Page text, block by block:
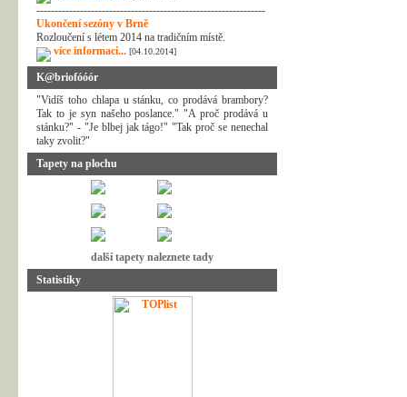
---------------------------------------------------------------
Ukončení sezóny v Brně
Rozloučení s létem 2014 na tradičním místě.
více informací... [04.10.2014]
K@briofóóór
"Vidíš toho chlapa u stánku, co prodává brambory?
Tak to je syn našeho poslance." "A proč prodává u
stánku?" - "Je blbej jak tágo!" "Tak proč se nenechal
taky zvolit?"
Tapety na plochu
další tapety naleznete tady
Statistiky